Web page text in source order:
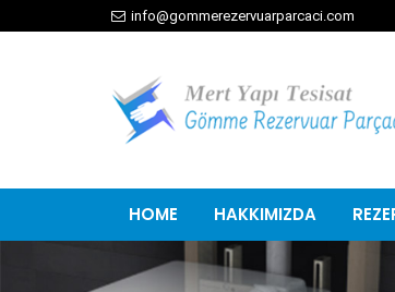
info@gommerezervuarparcaci.com
HOME HAKKIMIZDA